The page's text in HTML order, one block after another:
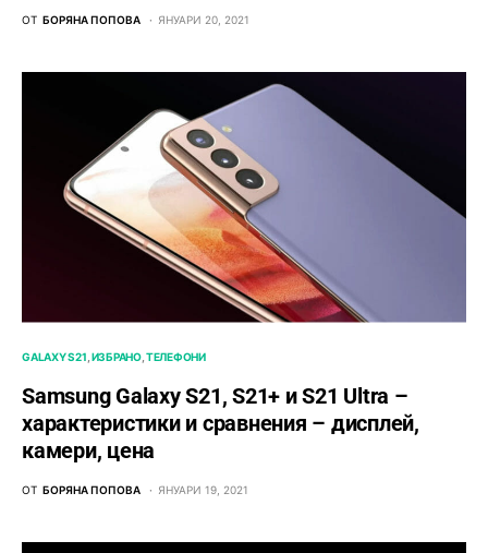
ОТ БОРЯНА ПОПОВА ЯНУАРИ 20, 2021
GALAXY S21 ИЗБРАНО ТЕЛЕФОНИ
Samsung Galaxy S21, S21+ и S21 Ultra –
характеристики и сравнения – дисплей,
камери, цена
ОТ БОРЯНА ПОПОВА ЯНУАРИ 19, 2021